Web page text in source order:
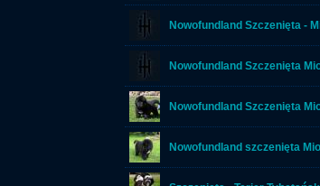
Nowofundland Szczenięta -
Nowofundland Szczenięta
Nowofundland Szczenięta
Nowofundland szczenięta